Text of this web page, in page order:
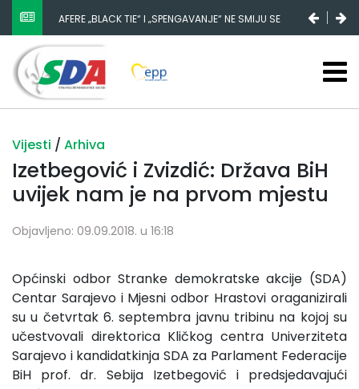
AFERE „BLACK TIE“ I „SPENGAVANJE“ NE SMIJU SE
ZATAŠKATI
Vijesti / Arhiva
Izetbegović i Zvizdić: Država BiH
uvijek nam je na prvom mjestu
Objavljeno: 09.09.2018. u 16:18
Općinski odbor Stranke demokratske akcije (SDA)
Centar Sarajevo i Mjesni odbor Hrastovi oraganizirali
su u četvrtak 6. septembra javnu tribinu na kojoj su
učestvovali direktorica Kličkog centra Univerziteta
Sarajevo i kandidatkinja SDA za Parlament Federacije
BiH prof. dr. Sebija Izetbegović i predsjedavajući